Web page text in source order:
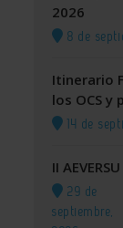
2026
8 de
Itinerario
los OCS y
14 de
II
29 de
septiembre,